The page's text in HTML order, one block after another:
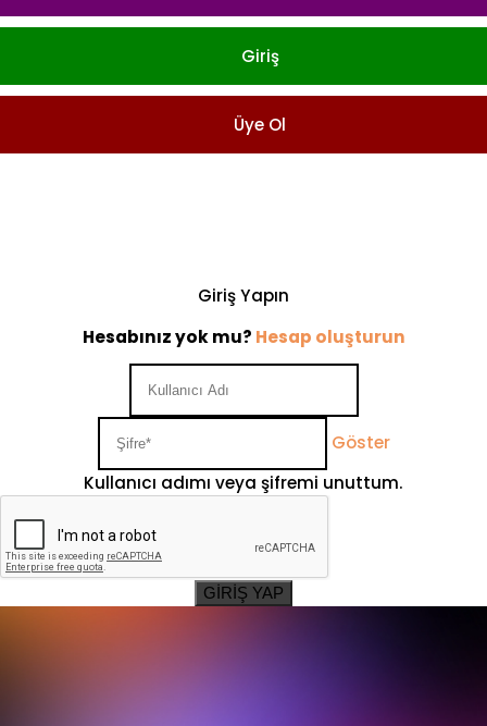
Giriş
Üye Ol
Giriş Yapın
Hesabınız yok mu? Hesap oluşturun
Göster
Kullanıcı adımı veya şifremi unuttum.
GİRİŞ YAP